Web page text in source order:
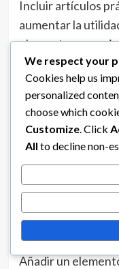
Incluir artículos
aumentar la
elementos
calcetines
reutilizable,
artículos no solo
que también
del destinatario.
Finalmente,
de cuidado bien
emoción y
cajas decorativas
hacer que la
Añadir un
We respect your
Cookies help us
personalized
choose which
Customize . Click
All to decline non-